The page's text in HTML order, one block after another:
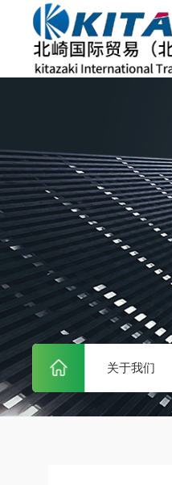
关于我们